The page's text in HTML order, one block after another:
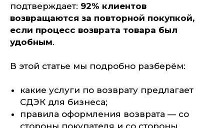
подтверждает: 92% клиентов
возвращаются за повторной покупкой,
если процесс возврата товара был
удобным.
В этой статье мы подробно разберём:
какие услуги по возврату предлагает
СДЭК для бизнеса;
правила оформления возврата — со